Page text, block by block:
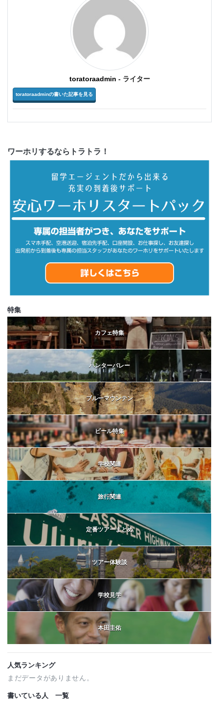
toratoraadmin - ライター
toratoraadminの書いた記事を見る
ワーホリするならトラトラ！
特集
カフェ特集
ハンターバレー
ブルーマウンテン
ビール特集
学校関連
旅行関連
定番ツアーまとめ
ツアー体験談
学校見学
本田圭佑
人気ランキング
まだデータがありません。
書いている人 一覧